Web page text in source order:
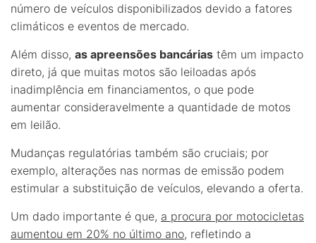
número de veículos disponibilizados devido a fatores
climáticos e eventos de mercado.
Além disso, as apreensões bancárias têm um impacto
direto, já que muitas motos são leiloadas após
inadimplência em financiamentos, o que pode
aumentar consideravelmente a quantidade de motos
em leilão.
Mudanças regulatórias também são cruciais; por
exemplo, alterações nas normas de emissão podem
estimular a substituição de veículos, elevando a oferta.
Um dado importante é que, a procura por motocicletas
aumentou em 20% no último ano, refletindo a